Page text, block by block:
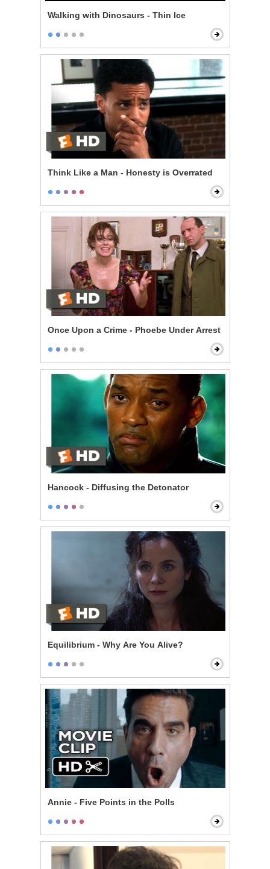
Walking with Dinosaurs - Thin Ice
Think Like a Man - Honesty is Overrated
Once Upon a Crime - Phoebe Under Arrest
Hancock - Diffusing the Detonator
Equilibrium - Why Are You Alive?
Annie - Five Points in the Polls